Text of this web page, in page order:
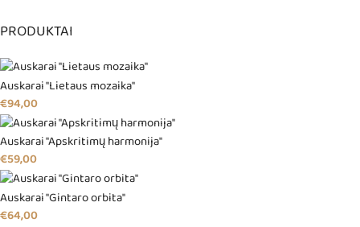
PRODUKTAI
Auskarai "Lietaus mozaika"
€94,00
Auskarai "Apskritimų harmonija"
€59,00
Auskarai "Gintaro orbita"
€64,00